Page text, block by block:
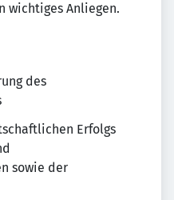
wichtiges Anliegen.
des
Erfolgs
sowie der